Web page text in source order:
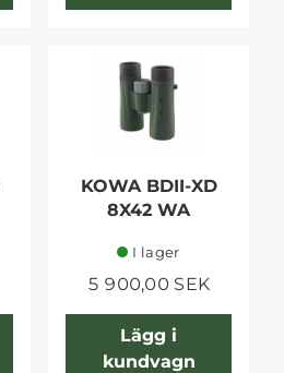
KOWA BDII-XD
8X42 WA
I lager
5 900,00 SEK
Lägg i
kundvagn